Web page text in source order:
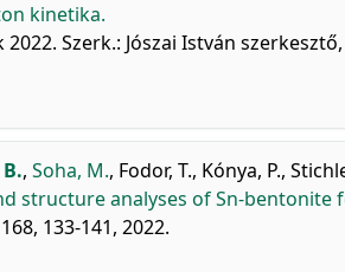
kinetika.
Szerk.: Jószai István
, Soha, M., Fodor, T., Kónya, P.,
structure analyses of Sn-bentonite
168, 133-141, 2022.